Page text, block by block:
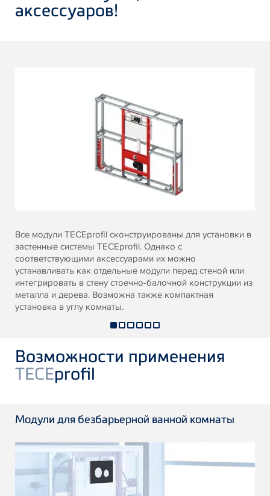
аксессуаров!
Все модули TECEprofil сконструированы для установки в
застенные системы TECEprofil. Однако с
соответствующими аксессуарами их можно
устанавливать как отдельные модули перед стеной или
интегрировать в стену стоечно-балочной конструкции из
металла и дерева. Возможна также компактная
установка в углу комнаты.
Возможности применения
TECEprofil
Модули для безбарьерной ванной комнаты